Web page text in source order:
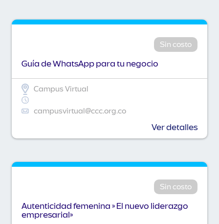
Sin costo
Guía de WhatsApp para tu negocio
Campus Virtual
campusvirtual@ccc.org.co
Ver detalles
Sin costo
Autenticidad femenina » El nuevo liderazgo
empresarial»